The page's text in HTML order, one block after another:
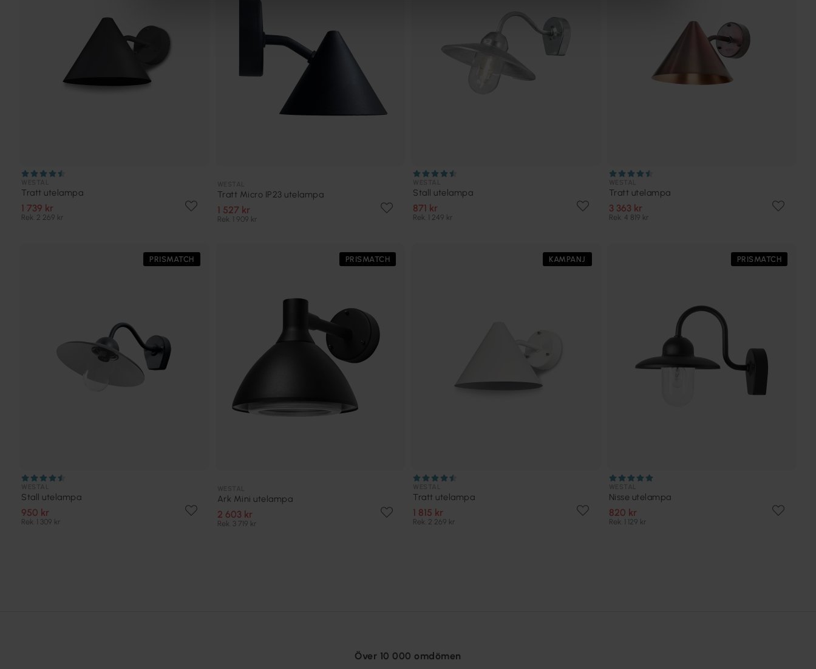
Tratt utelampa
1 739 kr
Rek. 2 269 kr
Tratt Micro IP23 utelampa
1 527 kr
Rek. 1 909 kr
Stall utelampa
871 kr
Rek. 1 249 kr
Tratt utelampa
3 363 kr
Rek. 4 819 kr
PRISMATCH
Stall utelampa
950 kr
Rek. 1 309 kr
PRISMATCH
Ark Mini utelampa
2 603 kr
Rek. 3 719 kr
KAMPANJ
Tratt utelampa
1 815 kr
Rek. 2 269 kr
PRISMATCH
Nisse utelampa
820 kr
Rek. 1 129 kr
Över 10 000 omdömen